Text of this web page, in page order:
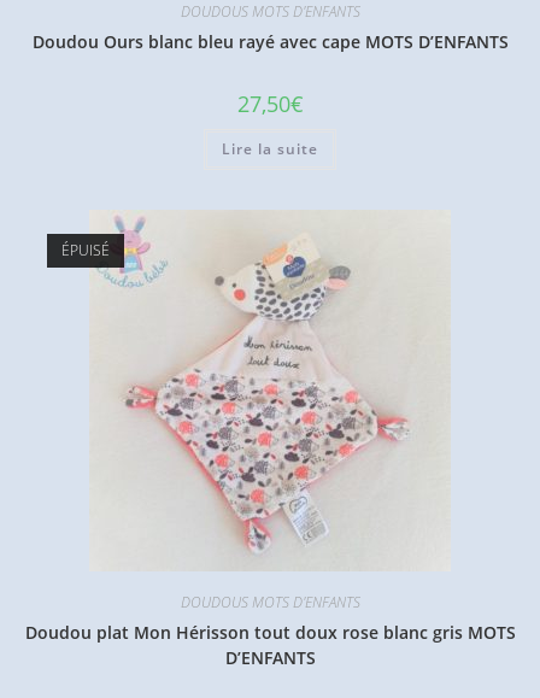
DOUDOUS MOTS D'ENFANTS
Doudou Ours blanc bleu rayé avec cape MOTS D’ENFANTS
27,50€
Lire la suite
ÉPUISÉ
DOUDOUS MOTS D'ENFANTS
Doudou plat Mon Hérisson tout doux rose blanc gris MOTS
D’ENFANTS